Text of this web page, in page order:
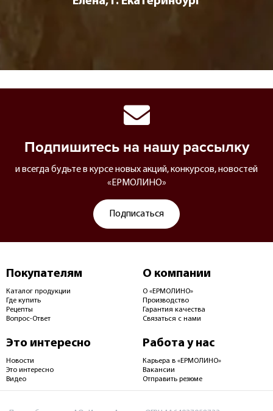
Подпишитесь на нашу рассылку
и всегда будьте в курсе новых акций, конкурсов, новостей
«ЕРМОЛИНО»
Подписаться
Покупателям
Каталог продукции
Где купить
Рецепты
Вопрос-Ответ
О компании
О «ЕРМОЛИНО»
Производство
Гарантия качества
Связаться с нами
Это интересно
Новости
Это интересно
Видео
Работа у нас
Карьера в «ЕРМОЛИНО»
Вакансии
Отправить резюме